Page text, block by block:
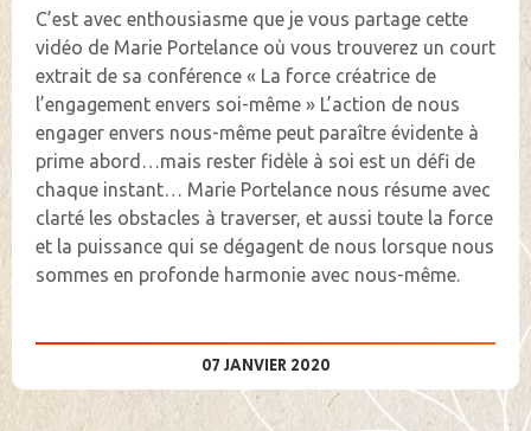
C’est avec enthousiasme que je vous partage cette
vidéo de Marie Portelance où vous trouverez un court
extrait de sa conférence « La force créatrice de
l’engagement envers soi-même » L’action de nous
engager envers nous-même peut paraître évidente à
prime abord…mais rester fidèle à soi est un défi de
chaque instant… Marie Portelance nous résume avec
clarté les obstacles à traverser, et aussi toute la force
et la puissance qui se dégagent de nous lorsque nous
sommes en profonde harmonie avec nous-même.
07 JANVIER 2020